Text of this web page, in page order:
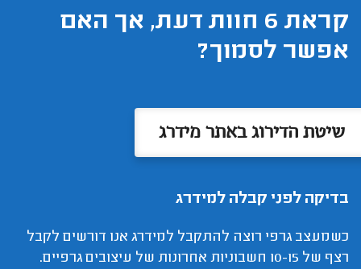
קראת 6 חוות דעת, אך האם
אפשר לסמוך?
שיטת הדירוג באתר מידרג
בדיקה לפני קבלה למידרג
כשמעצב גרפי רוצה להתקבל למידרג אנו דורשים לקבל
רצף של 10-15 חשבוניות אחרונות של עיצובים גרפיים.